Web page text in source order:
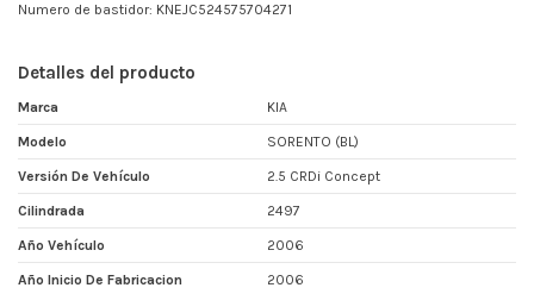
Numero de bastidor: KNEJC524575704271
Detalles del producto
Marca KIA
Modelo SORENTO (BL)
Versión De Vehículo 2.5 CRDi Concept
Cilindrada 2497
Año Vehículo 2006
Año Inicio De Fabricacion 2006